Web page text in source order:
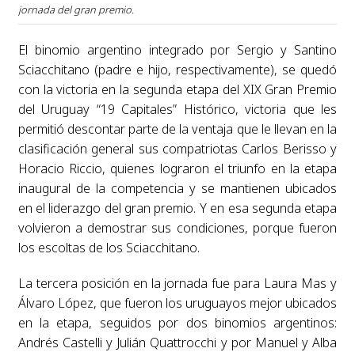
jornada del gran premio.
El binomio argentino integrado por Sergio y Santino
Sciacchitano (padre e hijo, respectivamente), se quedó
con la victoria en la segunda etapa del XIX Gran Premio
del Uruguay “19 Capitales” Histórico, victoria que les
permitió descontar parte de la ventaja que le llevan en la
clasificación general sus compatriotas Carlos Berisso y
Horacio Riccio, quienes lograron el triunfo en la etapa
inaugural de la competencia y se mantienen ubicados
en el liderazgo del gran premio. Y en esa segunda etapa
volvieron a demostrar sus condiciones, porque fueron
los escoltas de los Sciacchitano.
La tercera posición en la jornada fue para Laura Mas y
Álvaro López, que fueron los uruguayos mejor ubicados
en la etapa, seguidos por dos binomios argentinos:
Andrés Castelli y Julián Quattrocchi y por Manuel y Alba